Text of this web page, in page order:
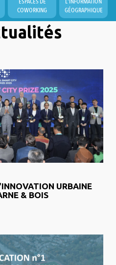
COWORKING
GÉOGRAPHIQUE
URBAINE
& BOIS